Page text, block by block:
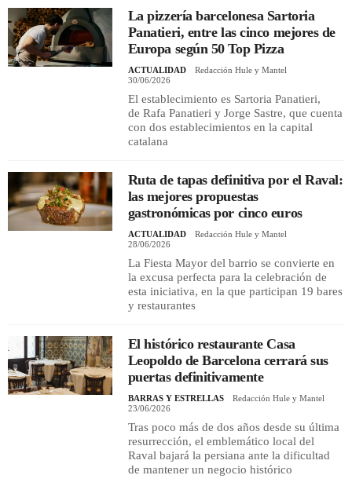
La pizzería barcelonesa Sartoria
Panatieri, entre las cinco mejores de
Europa según 50 Top Pizza
ACTUALIDAD
Redacción Hule y Mantel
30/06/2026
El establecimiento es Sartoria Panatieri,
de Rafa Panatieri y Jorge Sastre, que cuenta
con dos establecimientos en la capital
catalana
Ruta de tapas definitiva por el Raval:
las mejores propuestas
gastronómicas por cinco euros
ACTUALIDAD
Redacción Hule y Mantel
28/06/2026
La Fiesta Mayor del barrio se convierte en
la excusa perfecta para la celebración de
esta iniciativa, en la que participan 19 bares
y restaurantes
El histórico restaurante Casa
Leopoldo de Barcelona cerrará sus
puertas definitivamente
BARRAS Y ESTRELLAS
Redacción Hule y Mantel
23/06/2026
Tras poco más de dos años desde su última
resurrección, el emblemático local del
Raval bajará la persiana ante la dificultad
de mantener un negocio histórico